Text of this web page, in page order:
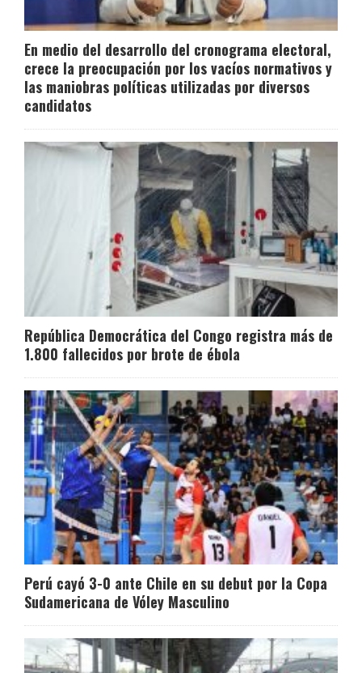
En medio del desarrollo del cronograma electoral,
crece la preocupación por los vacíos normativos y
las maniobras políticas utilizadas por diversos
candidatos
República Democrática del Congo registra más de
1.800 fallecidos por brote de ébola
Perú cayó 3-0 ante Chile en su debut por la Copa
Sudamericana de Vóley Masculino